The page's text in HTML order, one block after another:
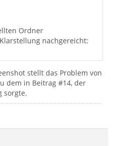
Ordner
nachgereicht:
stellt das Problem von
dem in Beitrag #14, der
sorgte.